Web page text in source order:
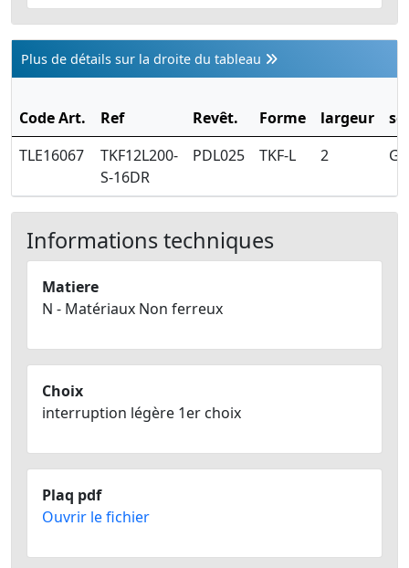
Plus de détails sur la droite du tableau
Code Art. Ref Revêt. Forme largeur
TLE16067
TKF12L200-
S-16DR
PDL025 TKF-L 2
Informations techniques
Matiere
N - Matériaux Non ferreux
Choix
interruption légère 1er choix
Plaq pdf
Ouvrir le fichier